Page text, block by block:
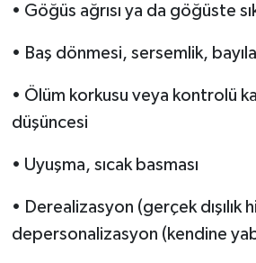
• Göğüs ağrısı ya da göğüste
• Baş dönmesi, sersemlik,
• Ölüm korkusu veya kontrolü
düşüncesi
• Uyuşma, sıcak basması
• Derealizasyon (gerçek dışılık
depersonalizasyon (kendine